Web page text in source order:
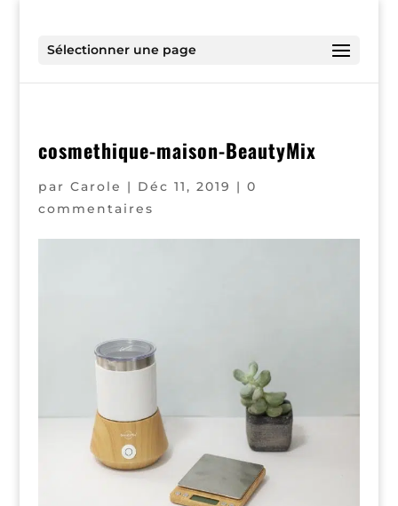
Sélectionner une page
cosmethique-maison-BeautyMix
par Carole | Déc 11, 2019 | 0
commentaires